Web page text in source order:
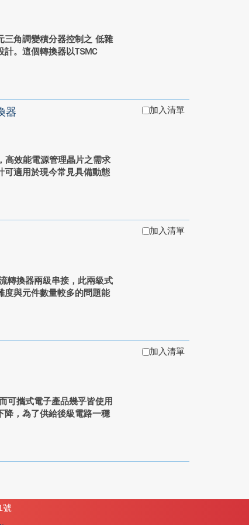
三角調變積分器控制之 低雜
。這個轉換器以TSMC
器
高效能電源管理晶片之需求
可適用於現今常見具備動態
加入清單
轉換器兩級串接，此兩級式
度與元件數量較多的問題能
加入清單
可攜式電子產品幾乎皆使用
降，為了供給後級電路一穩
加入清單
號